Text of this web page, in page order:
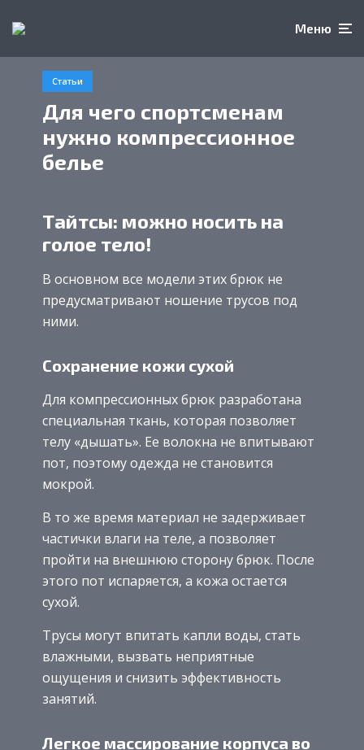
Меню
Статьи
Для чего спортсменам
нужно компрессионное
белье
Тайтсы: можно носить на
голое тело!
В основном все модели этих брюк не
предусматривают ношение трусов под
ними.
Сохранение кожи сухой
Для компрессионных брюк разработана
специальная ткань, которая позволяет
телу «дышать». Ее волокна не впитывают
пот, поэтому одежда не становится
мокрой.
В то же время материал не задерживает
частички влаги на теле, а позволяет
пройти на внешнюю сторону брюк. После
этого пот испаряется, а кожа остается
сухой.
Трусы могут впитать капли воды, стать
влажными, вызвать неприятные
ощущения и снизить эффективность
занятий.
Легкое массирование корпуса во